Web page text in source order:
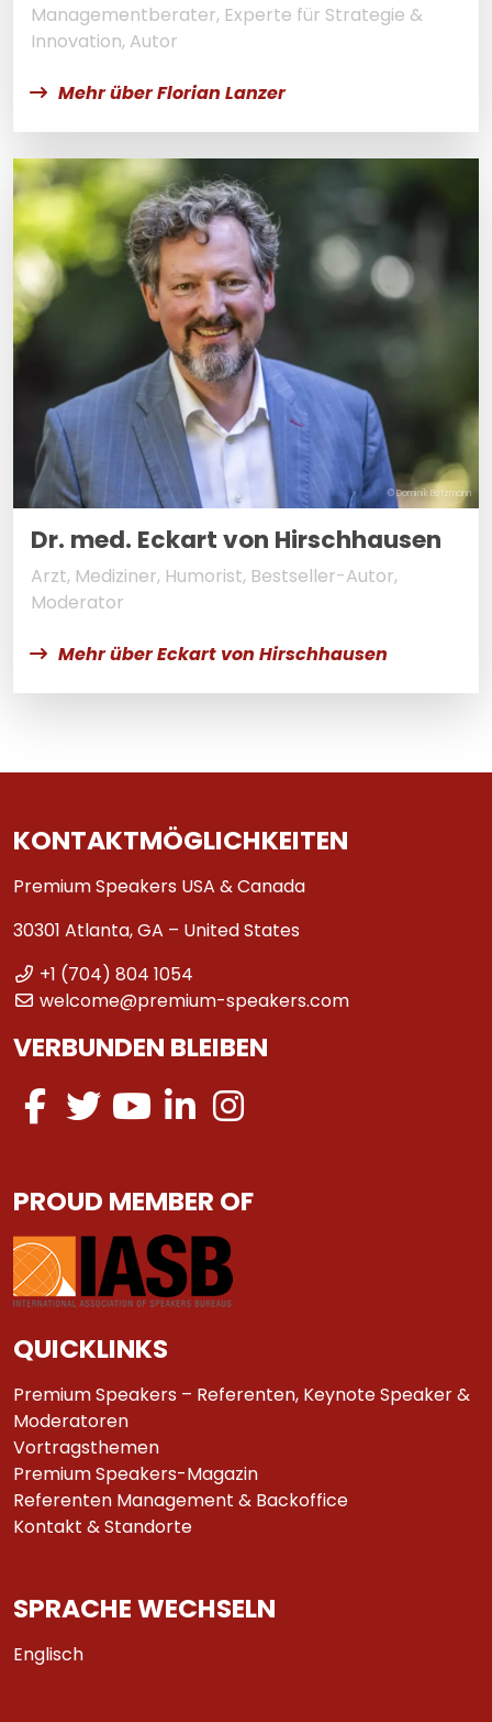
Managementberater, Experte für Strategie &
Innovation, Autor
Mehr über Florian Lanzer
© Dominik Butzmann
Dr. med. Eckart von Hirschhausen
Arzt, Mediziner, Humorist, Bestseller-Autor,
Moderator
Mehr über Eckart von Hirschhausen
KONTAKTMÖGLICHKEITEN
Premium Speakers USA & Canada
30301 Atlanta, GA – United States
+1 (704) 804 1054
welcome@premium-speakers.com
VERBUNDEN BLEIBEN
PROUD MEMBER OF
QUICKLINKS
Premium Speakers – Referenten, Keynote Speaker &
Moderatoren
Vortragsthemen
Premium Speakers-Magazin
Referenten Management & Backoffice
Kontakt & Standorte
SPRACHE WECHSELN
Englisch